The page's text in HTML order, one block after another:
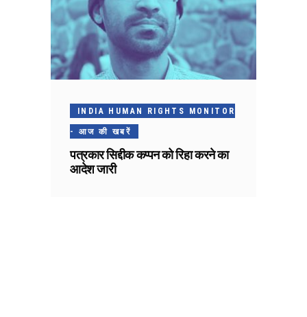
INDIA HUMAN RIGHTS MONITOR
- आज की खबरें
पत्रकार सिद्दीक कप्पन को रिहा करने का
आदेश जारी